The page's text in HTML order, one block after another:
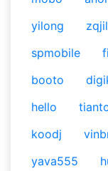
yilong
spmobile
booto
hello
koodj
yava555